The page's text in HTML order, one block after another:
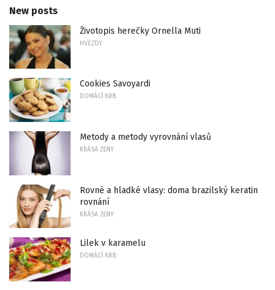
New posts
Životopis herečky Ornella Muti
HVĚZDY
Cookies Savoyardi
DOMÁCÍ KRB
Metody a metody vyrovnání vlasů
KRÁSA ŽENY
Rovné a hladké vlasy: doma brazilský keratin
rovnání
KRÁSA ŽENY
Lilek v karamelu
DOMÁCÍ KRB